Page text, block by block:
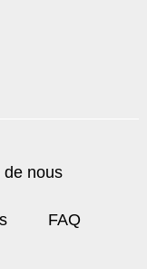
de nous
FAQ